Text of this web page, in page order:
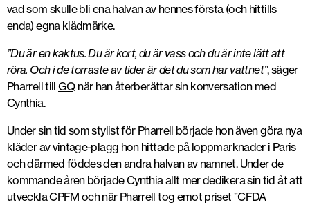
vad som skulle bli ena halvan av hennes första (och hittills
enda) egna klädmärke.
”Du är en kaktus. Du är kort, du är vass och du är inte lätt att
röra. Och i de torraste av tider är det du som har vattnet”, säger
Pharrell tillGQnär han återberättar sin konversation med
Cynthia.
Under sin tid som stylist för Pharrell började hon även göra nya
kläder av vintage-plagg hon hittade på loppmarknader i Paris
och därmed föddes den andra halvan av namnet. Under de
kommande åren började Cynthia allt mer dedikera sin tid åt att
utveckla CPFM och när Pharrell tog emot priset ”CFDA